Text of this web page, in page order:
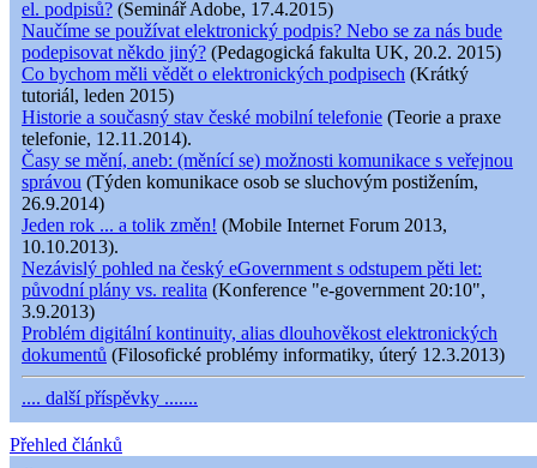
el. podpisů? (Seminář Adobe, 17.4.2015)
Naučíme se používat elektronický podpis? Nebo se za nás bude
podepisovat někdo jiný? (Pedagogická fakulta UK, 20.2. 2015)
Co bychom měli vědět o elektronických podpisech (Krátký
tutoriál, leden 2015)
Historie a současný stav české mobilní telefonie (Teorie a praxe
telefonie, 12.11.2014).
Časy se mění, aneb: (měnící se) možnosti komunikace s veřejnou
správou (Týden komunikace osob se sluchovým postižením,
26.9.2014)
Jeden rok ... a tolik změn! (Mobile Internet Forum 2013,
10.10.2013).
Nezávislý pohled na český eGovernment s odstupem pěti let:
původní plány vs. realita (Konference "e-government 20:10",
3.9.2013)
Problém digitální kontinuity, alias dlouhověkost elektronických
dokumentů (Filosofické problémy informatiky, úterý 12.3.2013)
.... další příspěvky .......
Přehled článků